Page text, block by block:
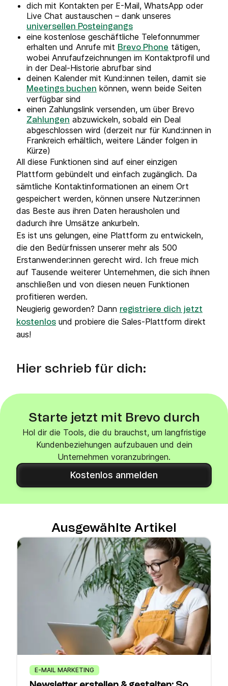
dich mit Kontakten per E-Mail, WhatsApp oder
Live Chat austauschen – dank unseres
universellen Posteingangs
eine kostenlose geschäftliche Telefonnummer
erhalten und Anrufe mit Brevo Phone tätigen,
wobei Anrufaufzeichnungen im Kontaktprofil und
in der Deal-Historie abrufbar sind
deinen Kalender mit Kund:innen teilen, damit sie
Meetings buchen können, wenn beide Seiten
verfügbar sind
einen Zahlungslink versenden, um über Brevo
Zahlungen abzuwickeln, sobald ein Deal
abgeschlossen wird (derzeit nur für Kund:innen in
Frankreich erhältlich, weitere Länder folgen in
Kürze)
All diese Funktionen sind auf einer einzigen
Plattform gebündelt und einfach zugänglich. Da
sämtliche Kontaktinformationen an einem Ort
gespeichert werden, können unsere Nutzer:innen
das Beste aus ihren Daten herausholen und
dadurch ihre Umsätze ankurbeln.
Es ist uns gelungen, eine Plattform zu entwickeln,
die den Bedürfnissen unserer mehr als 500
Erstanwender:innen gerecht wird. Ich freue mich
auf Tausende weiterer Unternehmen, die sich ihnen
anschließen und von diesen neuen Funktionen
profitieren werden.
Neugierig geworden? Dann registriere dich jetzt
kostenlos und probiere die Sales-Plattform direkt
aus!
Hier schrieb für dich:
Starte jetzt mit Brevo durch
Hol dir die Tools, die du brauchst, um langfristige
Kundenbeziehungen aufzubauen und dein
Unternehmen voranzubringen.
Kostenlos anmelden
Ausgewählte Artikel
E-MAIL MARKETING